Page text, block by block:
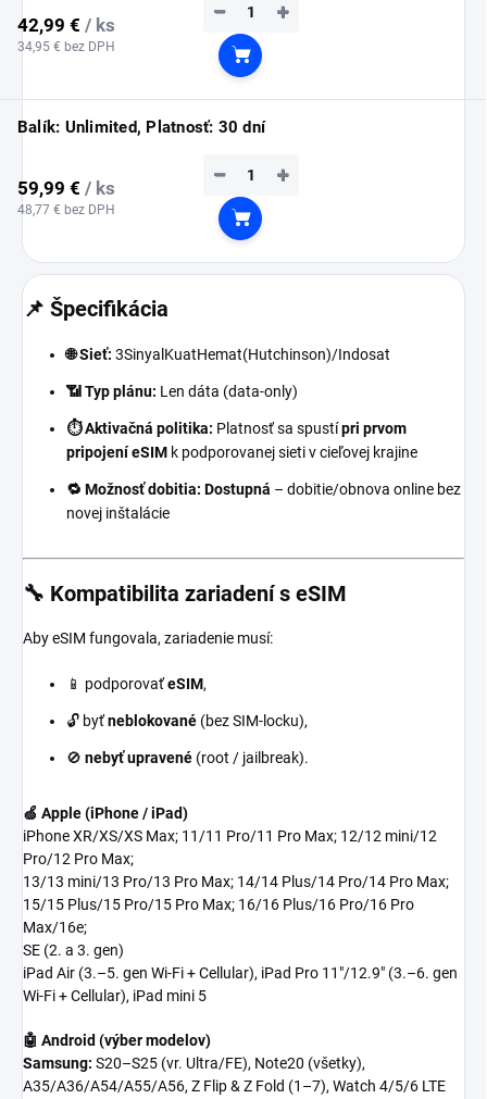
42,99 € / ks
34,95 € bez DPH
+
−
Do košíka
Balík: Unlimited, Platnosť: 30 dní
59,99 € / ks
48,77 € bez DPH
+
−
Do košíka
📌 Špecifikácia
🌐 Sieť: 3SinyalKuatHemat(Hutchinson)/Indosat
📶 Typ plánu: Len dáta (data-only)
⏱️ Aktivačná politika: Platnosť sa spustípri prvom
pripojení eSIM k podporovanej sieti v cieľovej krajine
🔁 Možnosť dobitia: Dostupná – dobitie/obnova online bez
novej inštalácie
🔧 Kompatibilita zariadení s eSIM
Aby eSIM fungovala, zariadenie musí:
📱 podporovaťeSIM,
🔓 byťneblokované (bez SIM-locku),
🚫 nebyť upravené (root / jailbreak).
🍏 Apple (iPhone / iPad)
iPhone XR/XS/XS Max; 11/11 Pro/11 Pro Max; 12/12 mini/12
Pro/12 Pro Max;
13/13 mini/13 Pro/13 Pro Max; 14/14 Plus/14 Pro/14 Pro Max;
15/15 Plus/15 Pro/15 Pro Max; 16/16 Plus/16 Pro/16 Pro
Max/16e;
SE (2. a 3. gen)
iPad Air (3.–5. gen Wi-Fi + Cellular), iPad Pro 11"/12.9" (3.–6. gen
Wi-Fi + Cellular), iPad mini 5
🤖 Android (výber modelov)
Samsung: S20–S25 (vr. Ultra/FE), Note20 (všetky),
A35/A36/A54/A55/A56, Z Flip & Z Fold (1–7), Watch 4/5/6 LTE